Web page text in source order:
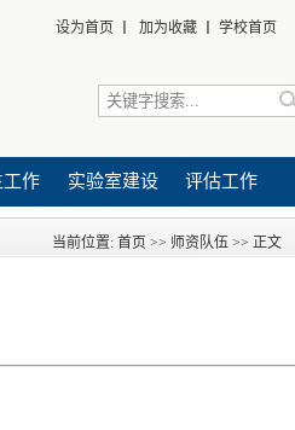
设为首页 加为收藏 学校首页
工作 实验室建设 评估工作
当前位置: 首页 >> 师资队伍 >> 正文